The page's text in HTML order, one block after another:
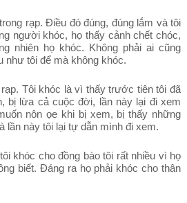
rạp. Điều đó đúng, đúng lắm và tôi
người khóc, họ thấy cảnh chết chóc,
nhiên họ khóc. Không phải ai cũng
như tôi để mà không khóc.
Tôi khóc là vì thấy trước tiên tôi đã
bị lừa cả cuộc đời, lần này lại đi xem
nôn ọe khi bị xem, bị thấy những
lần này tôi lại tự dẫn mình đi xem.
khóc cho đồng bào tôi rất nhiều vì họ
biết. Đáng ra họ phải khóc cho thân